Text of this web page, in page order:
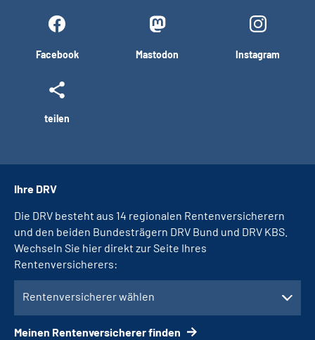
Facebook Mastodon Instagram
teilen
Ihre DRV
Die DRV besteht aus 14 regionalen Rentenversicherern
und den beiden Bundesträgern DRV Bund und DRV KBS.
Wechseln Sie hier direkt zur Seite Ihres
Rentenversicherers:
Rentenversicherer wählen
Meinen Rentenversicherer finden